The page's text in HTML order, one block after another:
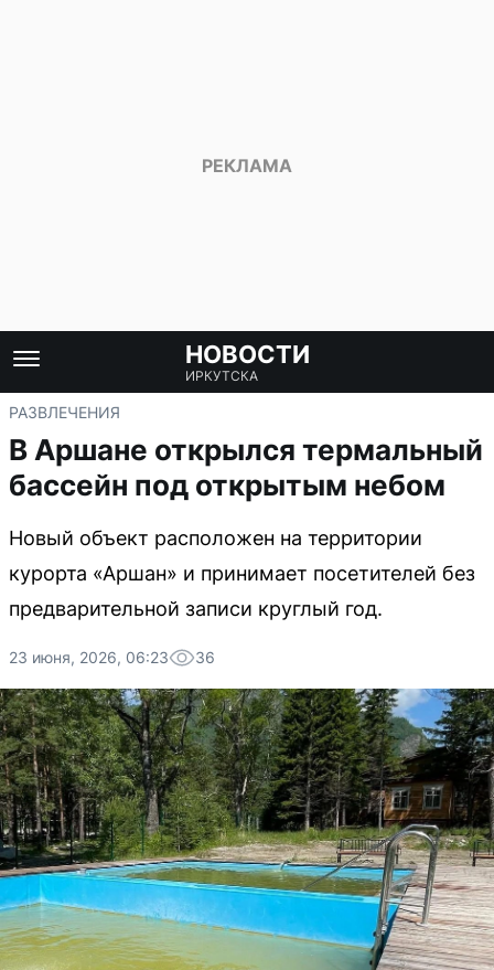
НОВОСТИ
ИРКУТСКА
РАЗВЛЕЧЕНИЯ
В Аршане открылся термальный
бассейн под открытым небом
Новый объект расположен на территории
курорта «Аршан» и принимает посетителей без
предварительной записи круглый год.
23 июня, 2026, 06:23 36